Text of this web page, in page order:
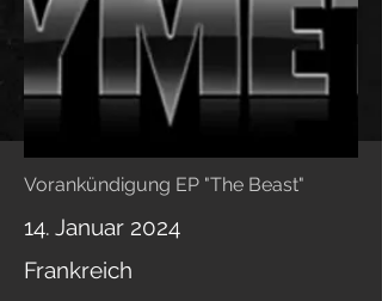
Vorankündigung EP "The Beast"
14. Januar 2024
Frankreich